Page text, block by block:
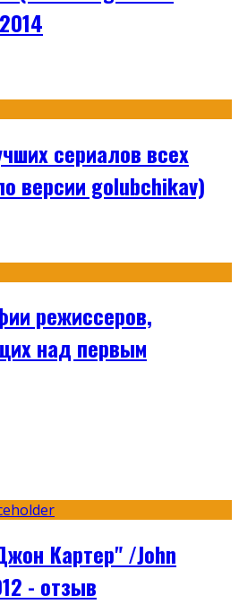
сериалов всех
версии golubchikav)
режиссеров,
над первым
Картер" /John
- отзыв